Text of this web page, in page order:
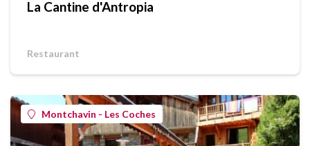
La Cantine d'Antropia
Restaurant
Montchavin - Les Coches